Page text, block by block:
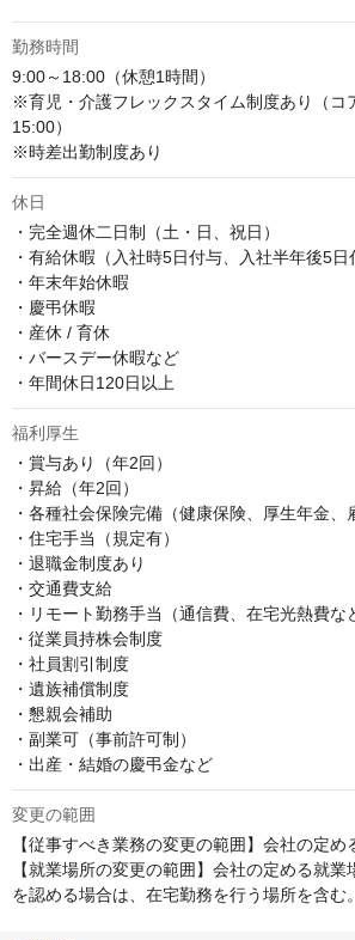
勤務時間
9:00～18:00（休憩1時間）
※育児・介護フレックスタイム制度あり（コ
15:00）
※時差出勤制度あり
休日
・完全週休二日制（土・日、祝日）
・有給休暇（入社時5日付与、入社半年後5日
・年末年始休暇
・慶弔休暇
・産休 / 育休
・バースデー休暇など
・年間休日120日以上
福利厚生
・賞与あり（年2回）
・昇給（年2回）
・各種社会保険完備（健康保険、厚生年金、
・住宅手当（規定有）
・退職金制度あり
・交通費支給
・リモート勤務手当（通信費、在宅光熱費な
・従業員持株会制度
・社員割引制度
・遺族補償制度
・懇親会補助
・副業可（事前許可制）
・出産・結婚の慶弔金など
変更の範囲
【従事すべき業務の変更の範囲】会社の定め
【就業場所の変更の範囲】会社の定める就
を認める場合は、在宅勤務を行う場所を含む